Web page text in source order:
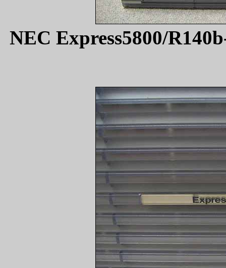
NEC Express5800/